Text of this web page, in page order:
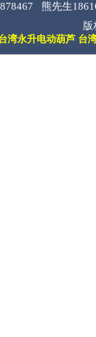
熊先生
版
湾永升电动葫芦 台